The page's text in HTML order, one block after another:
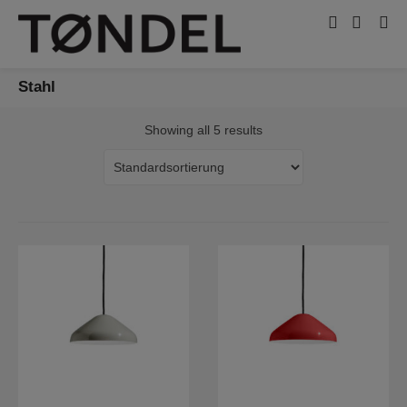
Stahl
Showing all 5 results